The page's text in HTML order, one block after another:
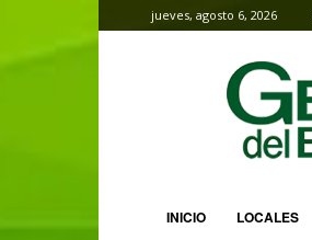
jueves, agosto 6, 2026
Gente
del
Balsas
INICIO LOCALES